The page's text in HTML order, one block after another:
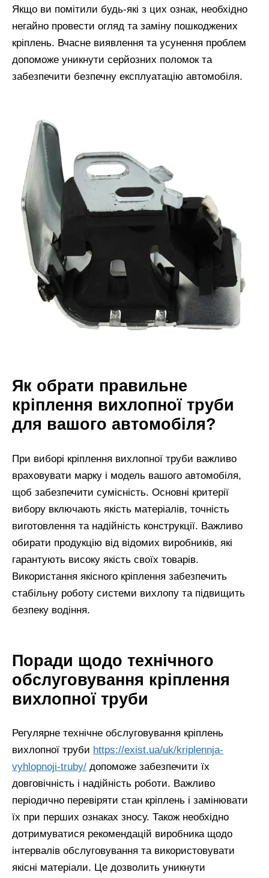
Якщо ви помітили будь-які з цих ознак, необхідно
негайно провести огляд та заміну пошкоджених
кріплень. Вчасне виявлення та усунення проблем
допоможе уникнути серйозних поломок та
забезпечити безпечну експлуатацію автомобіля.
Як обрати правильне
кріплення вихлопної труби
для вашого автомобіля?
При виборі кріплення вихлопної труби важливо
враховувати марку і модель вашого автомобіля,
щоб забезпечити сумісність. Основні критерії
вибору включають якість матеріалів, точність
виготовлення та надійність конструкції. Важливо
обирати продукцію від відомих виробників, які
гарантують високу якість своїх товарів.
Використання якісного кріплення забезпечить
стабільну роботу системи вихлопу та підвищить
безпеку водіння.
Поради щодо технічного
обслуговування кріплення
вихлопної труби
Регулярне технічне обслуговування кріплень
вихлопної труби https://exist.ua/uk/kriplennja-
vyhlopnoji-truby/ допоможе забезпечити їх
довговічність і надійність роботи. Важливо
періодично перевіряти стан кріплень і замінювати
їх при перших ознаках зносу. Також необхідно
дотримуватися рекомендацій виробника щодо
інтервалів обслуговування та використовувати
якісні матеріали. Це дозволить уникнути